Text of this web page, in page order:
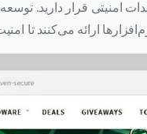
امنیتی قرار دارید.
ارائه می‌کنند تا